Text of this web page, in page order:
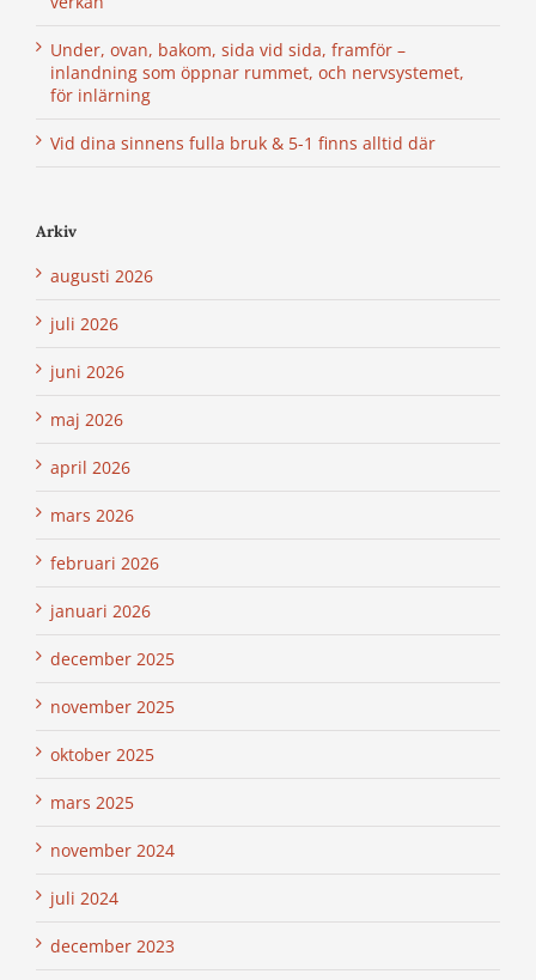
Under, ovan, bakom, sida vid sida, framför –
inlandning som öppnar rummet, och nervsystemet,
för inlärning
Vid dina sinnens fulla bruk & 5-1 finns alltid där
Arkiv
augusti 2026
juli 2026
juni 2026
maj 2026
april 2026
mars 2026
februari 2026
januari 2026
december 2025
november 2025
oktober 2025
mars 2025
november 2024
juli 2024
december 2023